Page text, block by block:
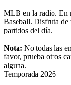
MLB en la radio. En
Baseball. Disfruta de
partidos del día.
Nota: No todas las
favor, prueba otros
alguna.
Temporada 2026